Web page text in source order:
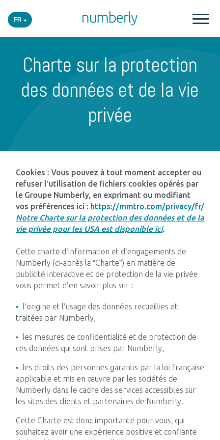
FR
Plateforme
Événements
Insights
Nous rejoindre
Contactez-nous
Charte sur la protection
des données et de la vie
privée
Cookies : Vous pouvez à tout moment accepter ou
refuser l’utilisation de fichiers cookies opérés par
le Groupe Numberly, en exprimant ou modifiant
vos préférences ici : https://mmtro.com/privacy/fr/
Notre Charte sur la protection des données et de la
vie privée pour les USA est disponible ici.
Cette charte d’information et d’engagements de
Numberly (ci-après la “Charte”) en matière de
publicité interactive et de protection de la vie privée
vous permet d’en savoir plus sur :
l’origine et l’usage des données recueillies et
traitées par Numberly,
les mesures de confidentialité et de protection de
ces données qui sont prises par Numberly,
les droits des personnes garantis par la loi française
applicable et mis en œuvre par les sociétés de
Numberly dans le cadre des services accessibles sur
les sites des clients et partenaires de Numberly.
Cette Charte est donc importante pour vous, qui
souhaitez avoir une expérience positive et confiante